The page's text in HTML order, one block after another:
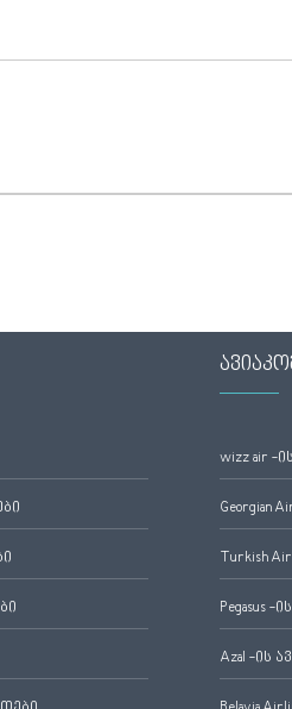
wizz air -
Georgian
Turkish
Pegasus -
Azal -ის